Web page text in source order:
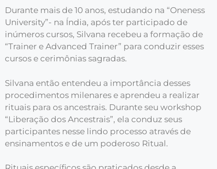
Durante mais de 10 anos, estudando na “Oneness
University”- na Índia, após ter participado de
inúmeros cursos, Silvana recebeu a formação de
“Trainer e Advanced Trainer” para conduzir esses
cursos e cerimônias sagradas.
Silvana então entendeu a importância desses
procedimentos milenares e aprendeu a realizar
rituais para os ancestrais. Durante seu workshop
“Liberação dos Ancestrais”, ela conduz seus
participantes nesse lindo processo através de
ensinamentos e de um poderoso Ritual.